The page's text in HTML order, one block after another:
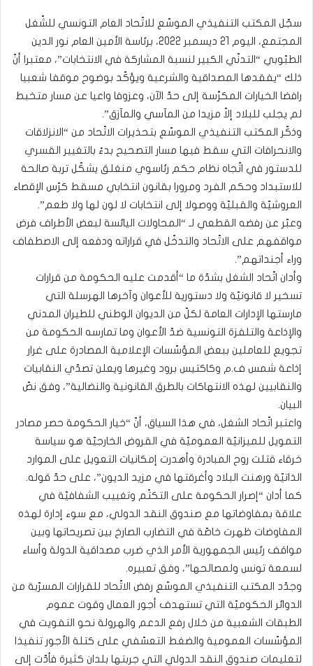
سجّل المكتب التنفيذي الموسّع للاتّحاد العام التونسي للشّغل
المجتمع، اليوم 21 ديسمبر 2022، برئاسة الأمين العام نور الدين
الطبّوبي “التدنّي الكبير لنسبة المشاركة في الانتخابات”، معتبرا أنّ
ذلك “يفقدها المصداقية والشرعية ويؤكّد بوضوح موقفا شعبيا
رافضا الخيارات المكرَّسة إلى حدّ الآن، وعزوفا واعيا عن مسار متخبط
لم يجلب للبلاد إلاّ مزيدا من المآسي والمآزق”.
وذكّر المكتب التنفيذي الموسّع بتحذيرات الاتّحاد من “الانزلاقات
والانحرافات التي سقط فيها مسار التصحيح بدءً بالتغيير القسري
للدستور في اتّجاه نظام حكم رئاسوي منغلق يشكّل تربة صالحة
للاستبداد وحكم الفرد ومرورا بقانون انتخابي مسقط كرّس الإقصاء
العروشيّة والقبليّة ووصولا إلى انتخابات لا لون لها ولا طعم”.
وعبّر عن رفضه القطعي لـ “المحاولات اليائسة لبعض الأطراف فرض
مواقفهم على الاتّحاد والتدخّل في قراراته ودفعه إلى الاصطفاف
وراء أجنداتهم”.
وأدان اتّحاد الشغل بشدّة ما “أقدمت عليه الحكومة من قرارات
تسخير لا قانونيّة ولا دستورية للأعوان وآخرها الهرسلة التي
مارستها الإدارات العامة لكلّ من الديوان الوطني للطيران المدني
والإذاعة والتلفزة التونسية ضدّ الأعوان وما تمارسه الحكومة من
تجويع للعاملين ببعض المؤسّسات الإعلامية المصادرة على غرار
إذاعة شمس ف.م وكاكتيس برود وغيرها ويعلن تصدّي النقابيات
والنقابيين لهذه الانتهاكات بالطرق القانونية والنضالية”، وفق نصّ
البيان.
واعتبر اتّحاد الشغل، في هذا السياق، أنّ “خيار الحكومة حصر مصادر
التمويل للميزانيّة العموميّة في القروض الخارجيّة هو سياسة
خرقاء قتلت روح المبادرة وأهدرت إمكانيات التعويل على الموارد
الذاتيّة ورهنت البلاد وأغرقتها في مزيد الديون”، على حدّ قوله.
كما أدان “إصرار الحكومة على التكتّم وتغييب الشفافيّة في
علاقة بمفاوضاتها مع صندوق النقد الدولي، مع سوء إدارة لهذه
المفاوضات ظهرت خاصّة في التضارب الصارخ بين تصريحاتها وبين
مواقف رئيس الجمهورية الأمر الذي ضرب مصداقية الدولة وأساء
لسمعة تونس ولمصالحها”، وفق تعبيره.
وجدّد المكتب التنفيذي الموسّع رفض الاتّحاد للقرارات المسرّبة من
الدوائر الحكوميّة التي تستهدف أجور العمال وقوت عموم
الطبقات الشعبية من خلال رفع الدعم والهرولة نحو التفويت في
المؤسّسات العمومية والضغط التعسّفي على كتلة الأجور تنفيذا
لتعليمات صندوق النقد الدولي التي جربتها بلدان كثيرة فأدّت إلى